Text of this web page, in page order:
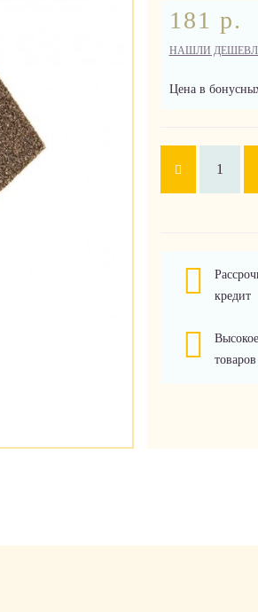
181 р.
НАШЛИ
Цена в
кредит